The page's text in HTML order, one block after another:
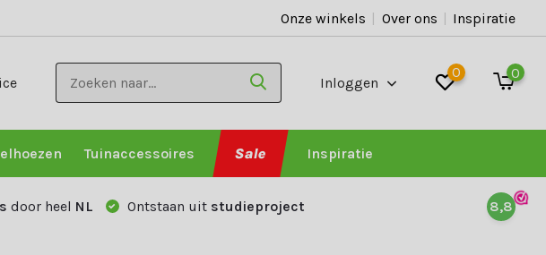
Onze winkels | Over ons | Inspiratie
Inloggen
0 0
Tuinaccessoires Sale Inspiratie
door heel NL Ontstaan uit studieproject 8,8